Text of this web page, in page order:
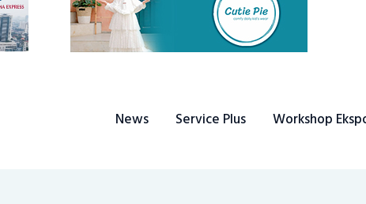
News Service Plus Workshop